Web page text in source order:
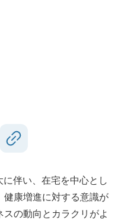
伴い、在宅を中心とし
健康増進に対する意識が
の動向とカラクリがよ